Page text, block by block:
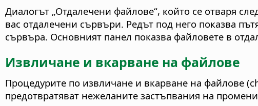
Диалогът „Отдалечени файлове“, който се отваря
вас отдалечени сървъри. Редът под него показва
сървъра. Основният панел показва файловете в
Извличане и вкарване на файлове
Процедурите по извличане и вкарване на файлове
предотвратяват нежеланите застъпвания на